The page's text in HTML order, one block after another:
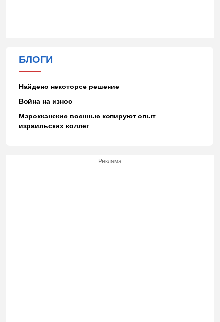
БЛОГИ
Найдено некоторое решение
Война на износ
Марокканские военные копируют опыт
израильских коллег
Реклама